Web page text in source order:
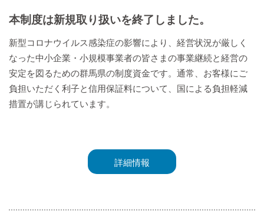
本制度は新規取り扱いを終了しました。
新型コロナウイルス感染症の影響により、経営状況が厳しく
なった中小企業・小規模事業者の皆さまの事業継続と経営の
安定を図るための群馬県の制度資金です。通常、お客様にご
負担いただく利子と信用保証料について、国による負担軽減
措置が講じられています。
詳細情報